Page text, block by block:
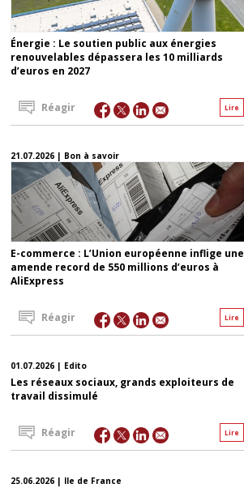
Énergie : Le soutien public aux énergies
renouvelables dépassera les 10 milliards
d’euros en 2027
Lire
Réagir
21.07.2026 | Bon à savoir
E-commerce : L’Union européenne inflige une
amende record de 550 millions d’euros à
AliExpress
Lire
Réagir
01.07.2026 | Edito
Les réseaux sociaux, grands exploiteurs de
travail dissimulé
Lire
Réagir
25.06.2026 | Ile de France